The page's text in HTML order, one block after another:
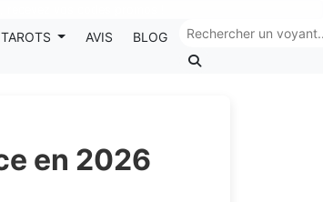
TAROTS AVIS BLOG
en 2026